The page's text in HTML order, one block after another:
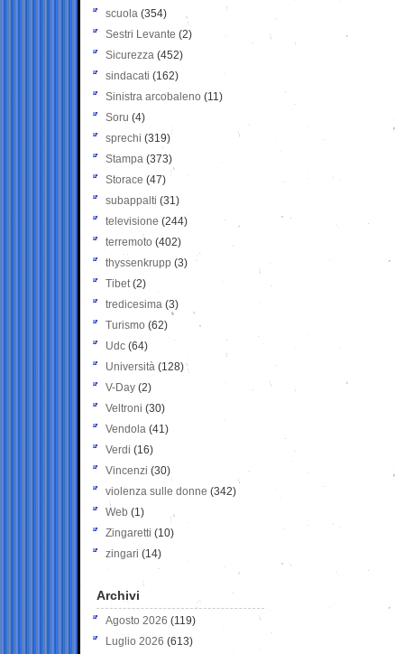
scuola (354)
Sestri Levante (2)
Sicurezza (452)
sindacati (162)
Sinistra arcobaleno (11)
Soru (4)
sprechi (319)
Stampa (373)
Storace (47)
subappalti (31)
televisione(244)
terremoto (402)
thyssenkrupp (3)
Tibet(2)
tredicesima (3)
Turismo (62)
Udc (64)
Università (128)
V-Day (2)
Veltroni (30)
Vendola (41)
Verdi (16)
Vincenzi (30)
violenza sulle donne (342)
Web (1)
Zingaretti (10)
zingari (14)
Archivi
Agosto 2026 (119)
Luglio 2026 (613)